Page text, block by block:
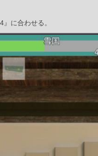
に合わせる。